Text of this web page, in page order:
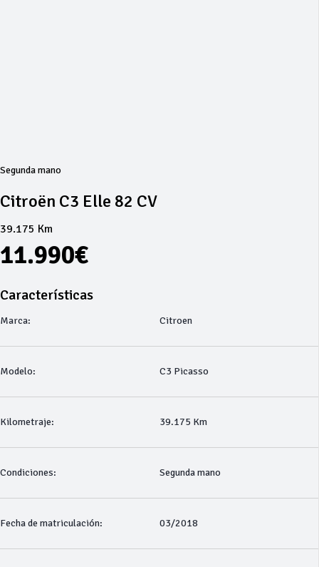
Segunda mano
Citroën C3 Elle 82 CV
39.175 Km
11.990€
Características
Marca: Citroen
Modelo: C3 Picasso
Kilometraje: 39.175 Km
Condiciones: Segunda mano
Fecha de matriculación: 03/2018